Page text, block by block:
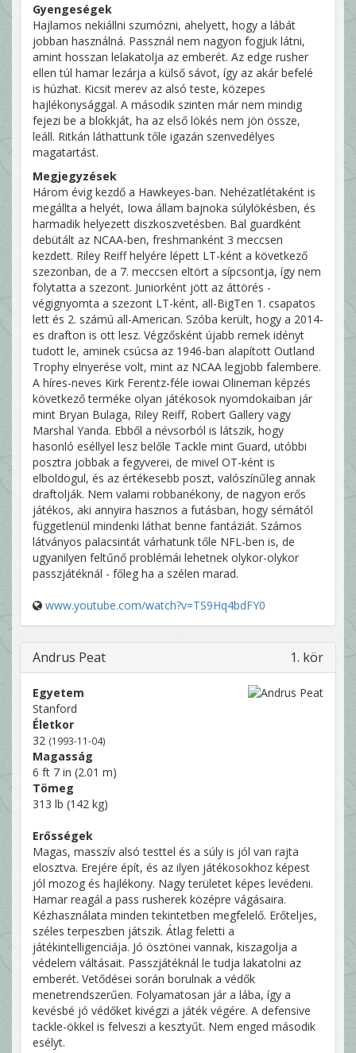
Gyengeségek
Hajlamos nekiállni szumózni, ahelyett, hogy a lábát
jobban használná. Passznál nem nagyon fogjuk látni,
amint hosszan lelakatolja az emberét. Az edge rusher
ellen túl hamar lezárja a külső sávot, így az akár befelé
is húzhat. Kicsit merev az alsó teste, közepes
hajlékonysággal. A második szinten már nem mindig
fejezi be a blokkját, ha az első lökés nem jön össze,
leáll. Ritkán láthattunk tőle igazán szenvedélyes
magatartást.
Megjegyzések
Három évig kezdő a Hawkeyes-ban. Nehézatlétaként is
megállta a helyét, Iowa állam bajnoka súlylökésben, és
harmadik helyezett diszkoszvetésben. Bal guardként
debütált az NCAA-ben, freshmanként 3 meccsen
kezdett. Riley Reiff helyére lépett LT-ként a következő
szezonban, de a 7. meccsen eltört a sípcsontja, így nem
folytatta a szezont. Juniorként jött az áttörés -
végignyomta a szezont LT-ként, all-BigTen 1. csapatos
lett és 2. számú all-American. Szóba került, hogy a 2014-
es drafton is ott lesz. Végzősként újabb remek idényt
tudott le, aminek csúcsa az 1946-ban alapított Outland
Trophy elnyerése volt, mint az NCAA legjobb falembere.
A híres-neves Kirk Ferentz-féle iowai Olineman képzés
következő terméke olyan játékosok nyomdokaiban jár
mint Bryan Bulaga, Riley Reiff, Robert Gallery vagy
Marshal Yanda. Ebből a névsorból is látszik, hogy
hasonló eséllyel lesz belőle Tackle mint Guard, utóbbi
posztra jobbak a fegyverei, de mivel OT-ként is
elboldogul, és az értékesebb poszt, valószínűleg annak
draftolják. Nem valami robbanékony, de nagyon erős
játékos, aki annyira hasznos a futásban, hogy sémától
függetlenül mindenki láthat benne fantáziát. Számos
látványos palacsintát várhatunk tőle NFL-ben is, de
ugyanilyen feltűnő problémái lehetnek olykor-olykor
passzjátéknál - főleg ha a szélen marad.
www.youtube.com/watch?v=TS9Hq4bdFY0
Andrus Peat 1. kör
Egyetem
Stanford
Életkor
32 (1993-11-04)
Magasság
6 ft 7 in (2.01 m)
Tömeg
313 lb (142 kg)
Erősségek
Magas, masszív alsó testtel és a súly is jól van rajta
elosztva. Erejére épít, és az ilyen játékosokhoz képest
jól mozog és hajlékony. Nagy területet képes levédeni.
Hamar reagál a pass rusherek középre vágásaira.
Kézhasználata minden tekintetben megfelelő. Erőteljes,
széles terpeszben játszik. Átlag feletti a
játékintelligenciája. Jó ösztönei vannak, kiszagolja a
védelem váltásait. Passzjátéknál le tudja lakatolni az
emberét. Vetődései során borulnak a védők
menetrendszerűen. Folyamatosan jár a lába, így a
kevésbé jó védőket kivégzi a játék végére. A defensive
tackle-ökkel is felveszi a kesztyűt. Nem enged második
esélyt.